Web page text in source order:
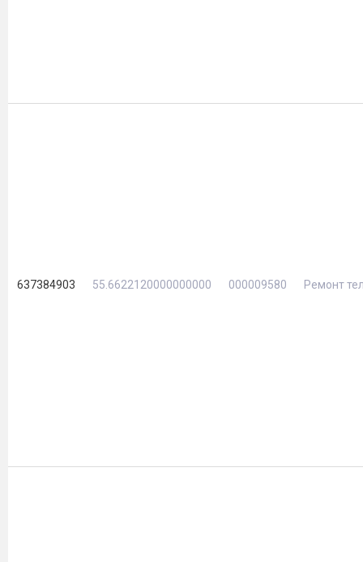
637384903 55.6622120000000000 000009580 Ремонт